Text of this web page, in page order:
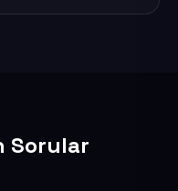
Sorular